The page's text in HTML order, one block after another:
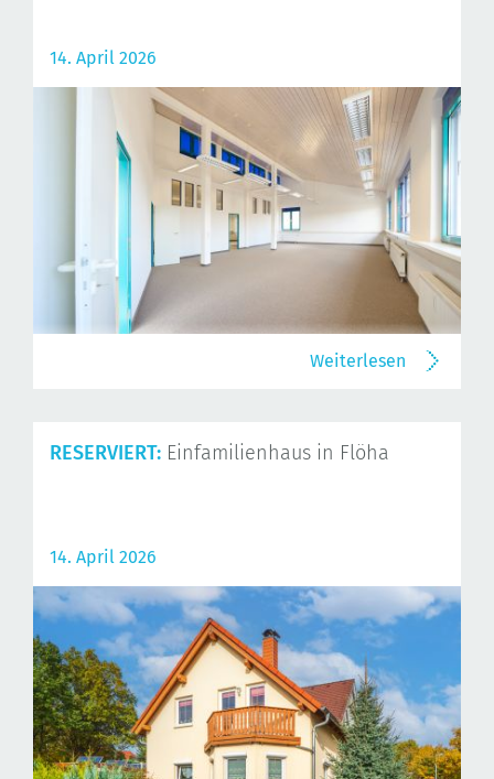
14. April 2026
Weiterlesen
RESERVIERT: Einfamilienhaus in Flöha
14. April 2026